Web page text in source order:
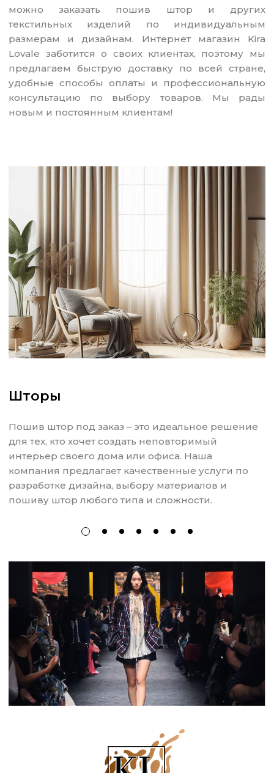
можно заказать пошив штор и других
текстильных изделий по индивидуальным
размерам и дизайнам. Интернет магазин Kira
Lovale заботится о своих клиентах, поэтому мы
предлагаем быструю доставку по всей стране,
удобные способы оплаты и профессиональную
консультацию по выбору товаров. Мы рады
новым и постоянным клиентам!
Шторы
Пошив штор под заказ – это идеальное решение
для тех, кто хочет создать неповторимый
интерьер своего дома или офиса. Наша
компания предлагает качественные услуги по
разработке дизайна, выбору материалов и
пошиву штор любого типа и сложности.